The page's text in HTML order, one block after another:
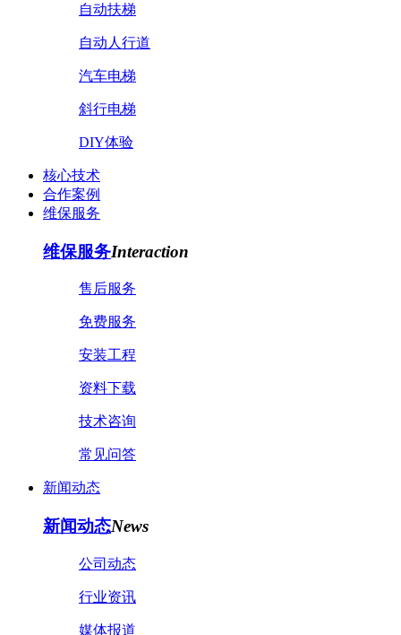
自动扶梯
自动人行道
汽车电梯
斜行电梯
DIY体验
核心技术
合作案例
维保服务
维保服务Interaction
售后服务
免费服务
安装工程
资料下载
技术咨询
常见问答
新闻动态
新闻动态News
公司动态
行业资讯
媒体报道